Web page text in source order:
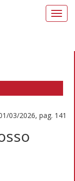
03/2026, pag. 141